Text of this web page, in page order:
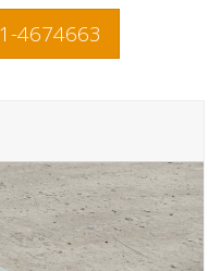
4674663